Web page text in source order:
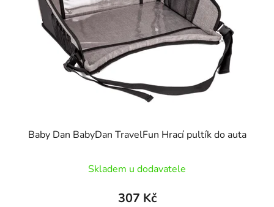
Baby Dan BabyDan TravelFun Hrací pultík do auta
Skladem u dodavatele
307 Kč